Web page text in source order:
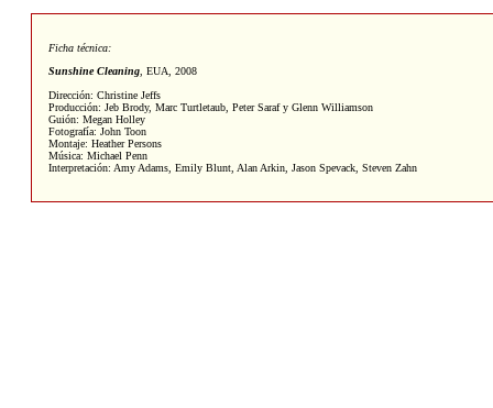
Ficha técnica:
Sunshine Cleaning , EUA, 2008
Dirección: Christine Jeffs
Producción: Jeb Brody, Marc Turtletaub, Peter Saraf y Glenn Williamson
Guión: Megan Holley
Fotografía: John Toon
Montaje: Heather Persons
Música: Michael Penn
Interpretación: Amy Adams, Emily Blunt, Alan Arkin, Jason Spevack, Steven Zahn